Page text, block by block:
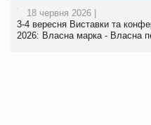
18 червня 2026 |
3-4 вересня Виставки та
2026: Власна марка - Власна